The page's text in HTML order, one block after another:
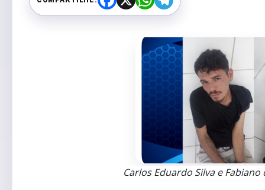
F
a
X
W
h
A
p
p
T
e
g
r
a
m
Carlos Eduardo Silva e